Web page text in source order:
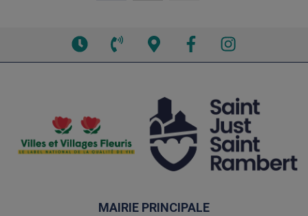
Voir
téléphone
Facebook
MAIRIE PRINCIPALE